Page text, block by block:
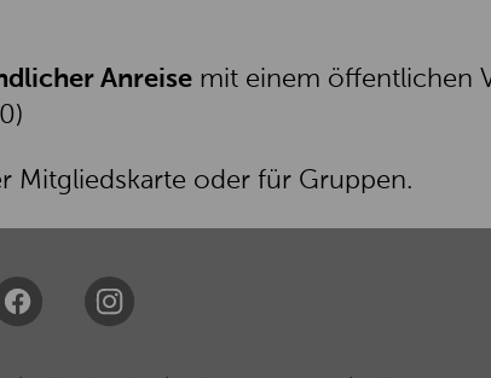
Anreise mit einem öffentlichen
Mitgliedskarte oder für Gruppen.